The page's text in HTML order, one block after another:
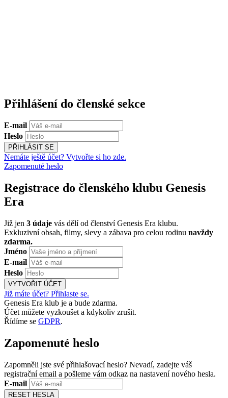
Přihlášení do členské sekce
E-mail
Heslo
PŘIHLÁSIT SE
Nemáte ještě účet? Vytvořte si ho zde.
Zapomenuté heslo
Registrace do členského klubu Genesis
Era
Již jen 3 údaje vás dělí od členství Genesis Era klubu.
Exkluzivní obsah, filmy, slevy a zábava pro celou rodinu navždy
zdarma.
Jméno
E-mail
Heslo
VYTVOŘIT ÚČET
Již máte účet? Přihlaste se.
Genesis Era klub je a bude zdarma.
Účet můžete vyzkoušet a kdykoliv zrušit.
Řídíme se GDPR.
Zapomenuté heslo
Zapomněli jste své přihlašovací heslo? Nevadí, zadejte váš
registrační email a pošleme vám odkaz na nastavení nového hesla.
E-mail
RESET HESLA